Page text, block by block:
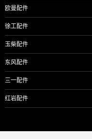
欧曼配件
徐工配件
玉柴配件
东风配件
三一配件
红岩配件